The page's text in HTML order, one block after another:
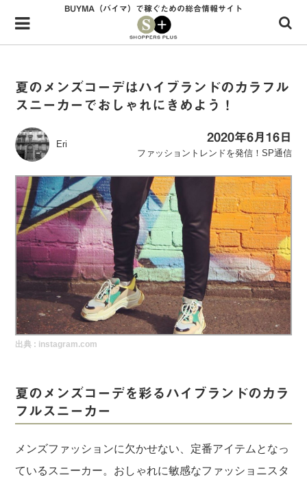
Menu
HOME
34歳独身OLバイマ実践記
無在庫で自由気ままに稼ぐ！バイマ実践記
BUYMAで人気のブランド
BUYMAの売れ筋商品
バイマの疑問に現役パーソナルショッパーが答えてみた
バイマ活動の疑問に売れっ子現役バイヤーが答えてみた
実録！海外ショップで買ってみた！
海外SHOP LIST
BUYMA（バイマ）で稼ぐための総合情報サイト
夏のメンズコーデはハイブランドのカラフル
スニーカーでおしゃれにきめよう！
Eri
2020年6月16日
ファッショントレンドを発信！SP通信
出典 : instagram.com
夏のメンズコーデを彩るハイブランドのカラ
フルスニーカー
メンズファッションに欠かせない、定番アイテムとなっ
ているスニーカー。おしゃれに敏感なファッショニスタ